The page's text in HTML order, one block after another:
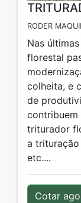
RODER
Nas
florestal
colheita, e
de
contribuem
triturador
a
etc....
Cotar